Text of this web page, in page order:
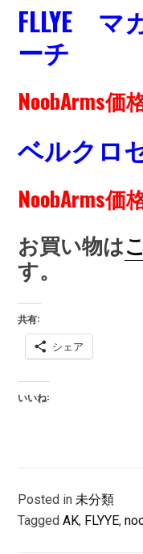
FLLYE マ
ーチ
NoobArms
ベルクロ
NoobArms
お買い物は
す。
共有:
シェア
いいね:
Posted in 未分類
TaggedAK, FLYYE,